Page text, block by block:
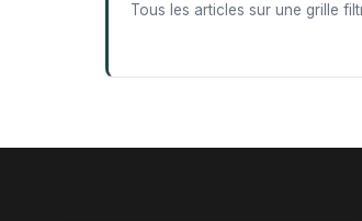
Tous les articles sur une grille